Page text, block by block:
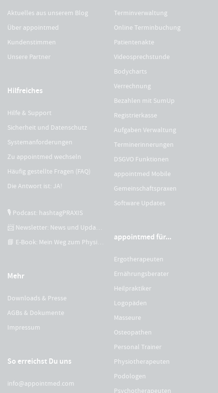
Aktuelles aus unserem Blog
Über appointmed
Kundenstimmen
Unsere Partner
Hilfreiches
Hilfe & Support
Sicherheit und Datenschutz
Systemanforderungen
Zu appointmed wechseln
Häufig gestellte Fragen (FAQ)
Die Antwort ist: JA!
🎙 Podcast: hashtagPRAXIS
📨 Newsletter: News und Updates
📘 E-Book: Mein Weg zum Physiotherapeuten
Mehr
Downloads & Presse
AGBs & Dokumente
Impressum
So erreichst Du uns
info@appointmed.com
Terminverwaltung
Online Terminbuchung
Patientenakte
Videosprechstunde
Bodycharts
Verrechnung
Bezahlen mit SumUp
Registrierkasse
Aufgaben Verwaltung
Terminerinnerungen
DSGVO Funktionen
appointmed Mobile
Gemeinschaftspraxen
Software Updates
appointmed für...
Ergotherapeuten
Ernährungsberater
Heilpraktiker
Logopäden
Masseure
Osteopathen
Personal Trainer
Physiotherapeuten
Podologen
Psychotherapeuten